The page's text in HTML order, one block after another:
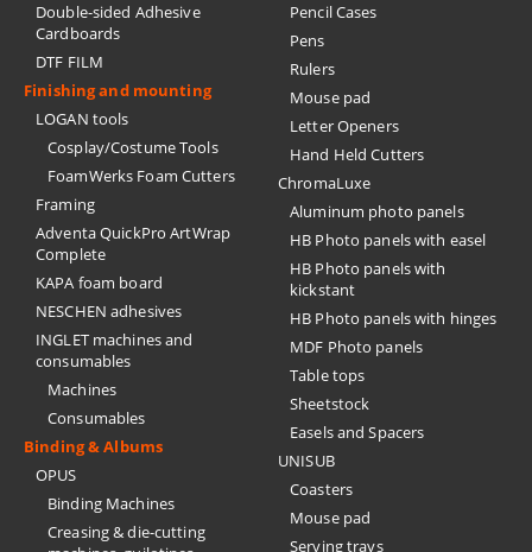
Double-sided Adhesive
Cardboards
DTF FILM
Finishing and mounting
LOGAN tools
Cosplay/Costume Tools
FoamWerks Foam Cutters
Framing
Adventa QuickPro ArtWrap
Complete
KAPA foam board
NESCHEN adhesives
INGLET machines and
consumables
Machines
Consumables
Binding & Albums
OPUS
Binding Machines
Creasing & die-cutting
Pencil Cases
Pens
Rulers
Mouse pad
Letter Openers
Hand Held Cutters
ChromaLuxe
Aluminum photo panels
HB Photo panels with easel
HB Photo panels with
kickstant
HB Photo panels with hinges
MDF Photo panels
Table tops
Sheetstock
Easels and Spacers
UNISUB
Coasters
Mouse pad
Serving trays